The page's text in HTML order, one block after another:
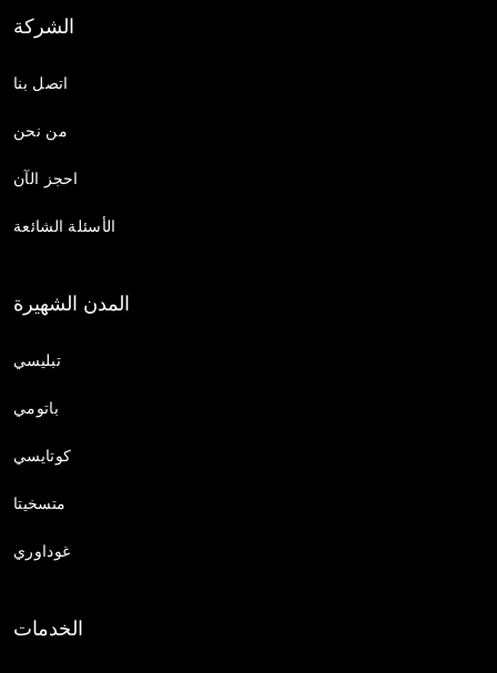
الشركة
اتصل بنا
من نحن
احجز الآن
الأسئلة الشائعة
المدن الشهيرة
تبليسي
باتومي
كوتايسي
متسخيتا
غوداوري
الخدمات